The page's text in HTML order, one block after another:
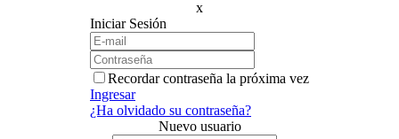
x
Iniciar Sesión
Recordar contraseña la próxima vez
Ingresar
¿Ha olvidado su contraseña?
Nuevo usuario